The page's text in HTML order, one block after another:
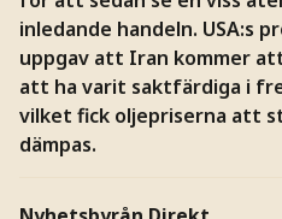
inledande handeln. USA:s
uppgav att Iran kommer
att ha varit saktfärdiga i
vilket fick oljepriserna att
dämpas.